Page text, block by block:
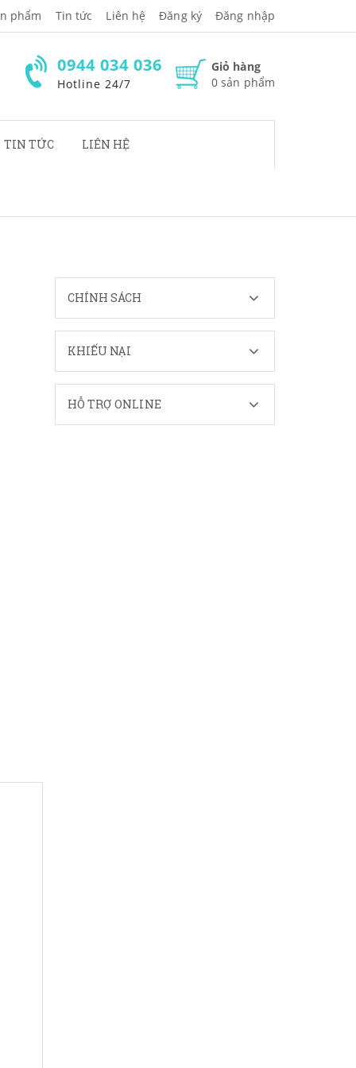
phẩm Tin tức Liên hệ Đăng ký Đăng nhập
Giỏ hàng
0 sản phẩm
0944 034 036
Hotline 24/7
TIN TỨC LIÊN HỆ
CHÍNH SÁCH
KHIẾU NẠI
HỖ TRỢ ONLINE